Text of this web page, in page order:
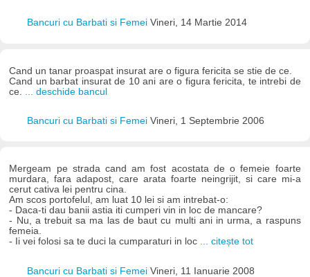
Bancuri cu Barbati si Femei Vineri, 14 Martie 2014
Cand un tanar proaspat insurat are o figura fericita se stie de ce.
Cand un barbat insurat de 10 ani are o figura fericita, te intrebi de
ce.
... deschide bancul
Bancuri cu Barbati si Femei Vineri, 1 Septembrie 2006
Mergeam pe strada cand am fost acostata de o femeie foarte
murdara, fara adapost, care arata foarte neingrijit, si care mi-a
cerut cativa lei pentru cina.
Am scos portofelul, am luat 10 lei si am intrebat-o:
- Daca-ti dau banii astia iti cumperi vin in loc de mancare?
- Nu, a trebuit sa ma las de baut cu multi ani in urma, a raspuns
femeia.
- Ii vei folosi sa te duci la cumparaturi in loc ... citește tot
Bancuri cu Barbati si Femei Vineri, 11 Ianuarie 2008